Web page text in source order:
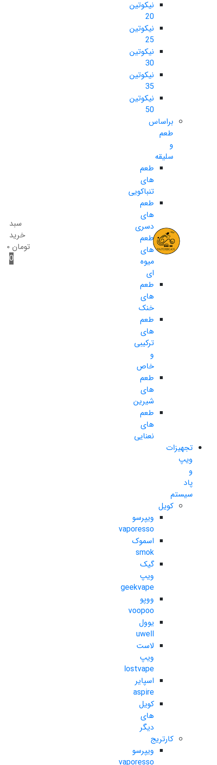
نیکوتین
20
نیکوتین
25
نیکوتین
30
نیکوتین
35
نیکوتین
50
براساس
طعم
و
سلیقه
طعم
های
تنباکویی
طعم
های
دسری
طعم
های
میوه
ای
طعم
های
خنک
طعم
های
ترکیبی
و
خاص
طعم
های
شیرین
طعم
های
نعنایی
تجهیزات
ویپ
و
پاد
سیستم
کویل
ویپرسو
vaporesso
اسموک
smok
گیک
ویپ
geekvape
ووپو
voopoo
یوول
uwell
لاست
ویپ
lostvape
اسپایر
aspire
کویل
های
دیگر
کارتریج
ویپرسو
vaporesso
سبد
خرید
تومان ۰
0